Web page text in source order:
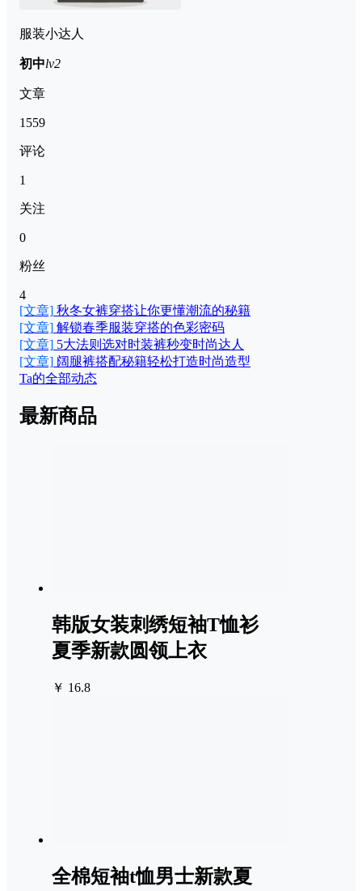
服装小达人
初中lv2
文章
1559
评论
1
关注
0
粉丝
4
[文章] 秋冬女裤穿搭让你更懂潮流的秘籍
[文章] 解锁春季服装穿搭的色彩密码
[文章] 5大法则选对时装裤秒变时尚达人
[文章] 阔腿裤搭配秘籍轻松打造时尚造型
Ta的全部动态
最新商品
韩版女装刺绣短袖T恤衫
夏季新款圆领上衣
￥ 16.8
全棉短袖t恤男士新款夏